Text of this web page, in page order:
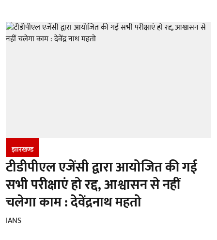
झारखण्‍ड
टीडीपीएल एजेंसी द्वारा आयोजित की गई
सभी परीक्षाएं हो रद्द, आश्वासन से नहीं
चलेगा काम : देवेंद्रनाथ महतो
IANS